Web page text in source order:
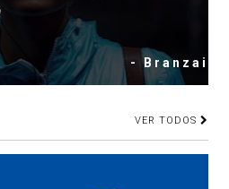
- Branzai
VER TODOS